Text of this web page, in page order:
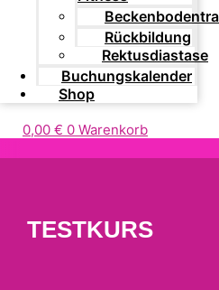
Rückbildung
Rektusdiastase
Buchungskalender
Shop
0,00 € 0 Warenkorb
TESTKURS